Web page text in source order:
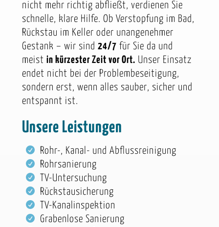
nicht mehr richtig abfließt, verdienen Sie
schnelle, klare Hilfe. Ob Verstopfung im Bad,
Rückstau im Keller oder unangenehmer
Gestank – wir sind 24/7 für Sie da und
meist in kürzester Zeit vor Ort. Unser Einsatz
endet nicht bei der Problembeseitigung,
sondern erst, wenn alles sauber, sicher und
entspannt ist.
Unsere Leistungen
Rohr-, Kanal- und Abflussreinigung
Rohrsanierung
TV-Untersuchung
Rückstausicherung
TV-Kanalinspektion
Grabenlose Sanierung